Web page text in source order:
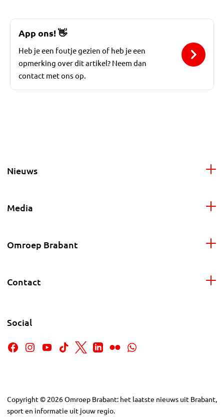
App ons!👋
Heb je een foutje gezien of heb je een
opmerking over dit artikel? Neem dan
contact met ons op.
Nieuws
Media
Omroep Brabant
Contact
Social
Copyright © 2026Omroep Brabant: het laatste nieuws uit Brabant,
sport en informatie uit jouw regio.